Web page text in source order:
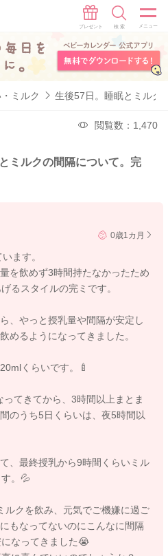
ミルク 生後57日。睡眠とミルク
閲覧数：1,470
ミルクの間隔について。完
0歳1カ月
ます。
を飲めず3時間持たなかったため
るスタイルの完ミです。
、やっと授乳量や間隔が安定し
めるようになってきました。
くらいです。🍼
てきてから、3時間以上まとま
のうち5日くらいは、夜5時間以
、最終授乳から9時間くらいミル
。💦
ルクを飲み、元気でご機嫌に過ご
もなってないのにこんなに間隔
なってきました😭